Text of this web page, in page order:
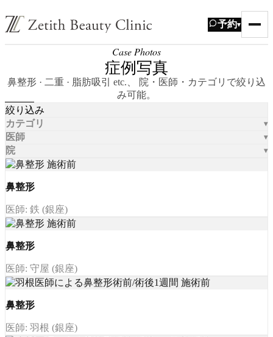
予約▾
Case Photos
症例写真
鼻整形 · 二重 · 脂肪吸引 etc.、 院・医師・カテゴリで絞り込
み可能。
絞り込み
カテゴリ
医師
院
鼻整形
医師: 鉄 (銀座)
鼻整形
医師: 守屋 (銀座)
鼻整形
医師: 羽根 (銀座)